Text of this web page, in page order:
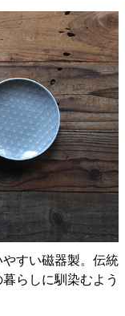
すい磁器製。伝統
らしに馴染むよう